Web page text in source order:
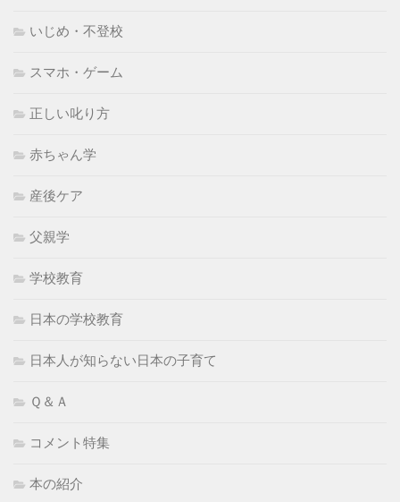
いじめ・不登校
スマホ・ゲーム
正しい叱り方
赤ちゃん学
産後ケア
父親学
学校教育
日本の学校教育
日本人が知らない日本の子育て
Ｑ＆Ａ
コメント特集
本の紹介